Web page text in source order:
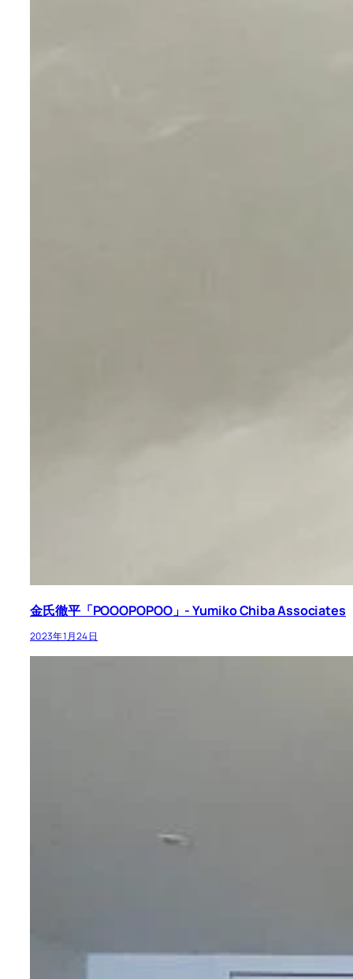
金氏徹平「POOOPOPOO」- Yumiko Chiba Associates
2023年1月24日